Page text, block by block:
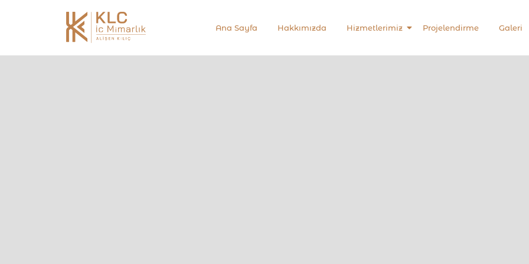
Ana Sayfa Hakkımızda Hizmetlerimiz Projelendirme Galeri